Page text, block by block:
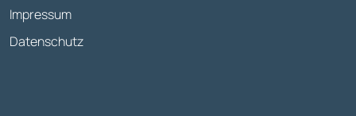
Impressum
Datenschutz